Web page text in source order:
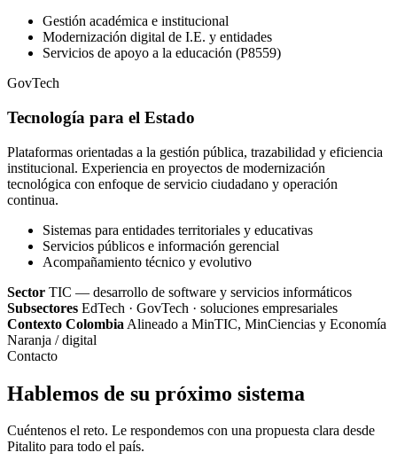
Gestión académica e institucional
Modernización digital de I.E. y entidades
Servicios de apoyo a la educación (P8559)
GovTech
Tecnología para el Estado
Plataformas orientadas a la gestión pública, trazabilidad y eficiencia
institucional. Experiencia en proyectos de modernización
tecnológica con enfoque de servicio ciudadano y operación
continua.
Sistemas para entidades territoriales y educativas
Servicios públicos e información gerencial
Acompañamiento técnico y evolutivo
Sector TIC — desarrollo de software y servicios informáticos
Subsectores EdTech · GovTech · soluciones empresariales
Contexto Colombia Alineado a MinTIC, MinCiencias y Economía
Naranja / digital
Contacto
Hablemos de su próximo sistema
Cuéntenos el reto. Le respondemos con una propuesta clara desde
Pitalito para todo el país.